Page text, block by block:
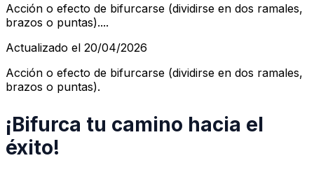
Acción o efecto de bifurcarse (dividirse en dos ramales,
brazos o puntas)....
Actualizado el 20/04/2026
Acción o efecto de bifurcarse (dividirse en dos ramales,
brazos o puntas).
¡Bifurca tu camino hacia el
éxito!